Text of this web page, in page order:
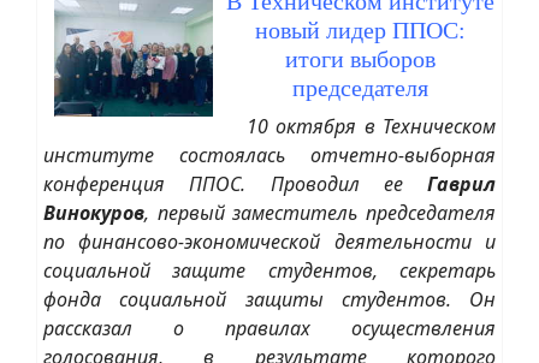
новый лидер ППОС:
итоги выборов
председателя
10 октября в Техническом
институте состоялась отчетно-выборная
конференция ППОС. Проводил ее Гаврил
Винокуров, первый заместитель председателя
по финансово-экономической деятельности и
социальной защите студентов, секретарь
фонда социальной защиты студентов. Он
рассказал о правилах осуществления
голосования, в результате которого